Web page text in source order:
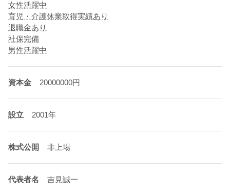
女性活躍中
育児・介護休業取得実績あり
退職金あり
社保完備
男性活躍中
資本金 20000000円
設立 2001年
株式公開 非上場
代表者名 吉見誠一